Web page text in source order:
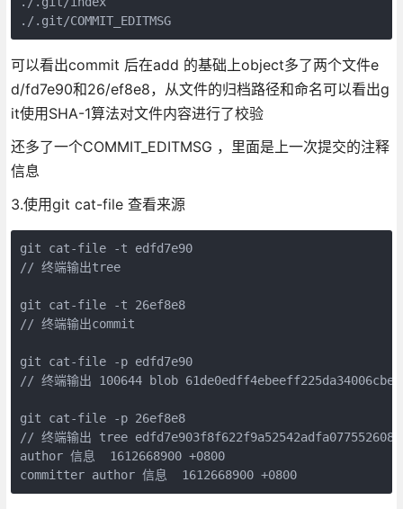
./.git/COMMIT_EDITMSG
可以看出commit 后在add 的基础上object多了两个文件e
d/fd7e90和26/ef8e8，从文件的归档路径和命名可以看出g
it使用SHA-1算法对文件内容进行了校验
还多了一个COMMIT_EDITMSG ，里面是上一次提交的注释
信息
3.使用git cat-file 查看来源
git cat-file -t edfd7e90
// 终端输出tree
git cat-file -t 26ef8e8
// 终端输出commit
git cat-file -p edfd7e90
// 终端输出 100644 blob
git cat-file -p 26ef8e8
// 终端输出 tree
author 信息  1612668900 +0800
committer author 信息  1612668900 +0800